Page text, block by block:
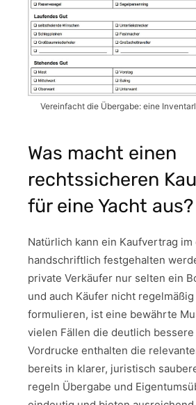
Vereinfacht die Übergabe: eine
Was macht einen
rechtssicheren
für eine Yacht aus?
Natürlich kann ein Kaufvertrag im
handschriftlich festgehalten
private Verkäufer nur selten ein
und auch Käufer nicht
formulieren, ist eine bewährte
vielen Fällen die deutlich bessere
Vordrucke enthalten die
bereits in klarer, juristisch
regeln Übergabe und